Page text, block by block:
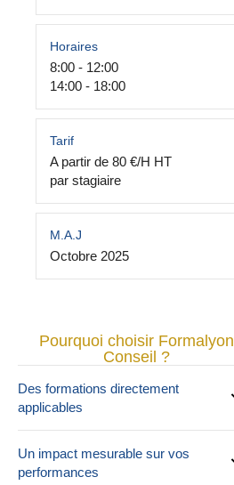
Horaires
8:00 - 12:00
14:00 - 18:00
Tarif
A partir de 80 €/H HT
par stagiaire
M.A.J
Octobre 2025
Pourquoi choisir Formalyon
Conseil ?
Des formations directement
applicables
Un impact mesurable sur vos
performances